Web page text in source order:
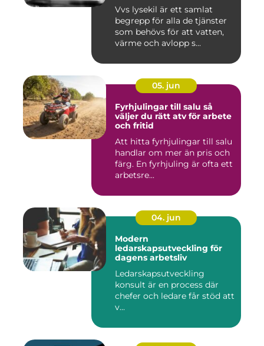
Vvs lysekil är ett samlat
begrepp för alla de tjänster
som behövs för att vatten,
värme och avlopp s...
05. jun
Fyrhjulingar till salu så
väljer du rätt atv för arbete
och fritid
Att hitta fyrhjulingar till salu
handlar om mer än pris och
färg. En fyrhjuling är ofta ett
arbetsre...
04. jun
Modern
ledarskapsutveckling för
dagens arbetsliv
Ledarskapsutveckling
konsult är en process där
chefer och ledare får stöd att
v...